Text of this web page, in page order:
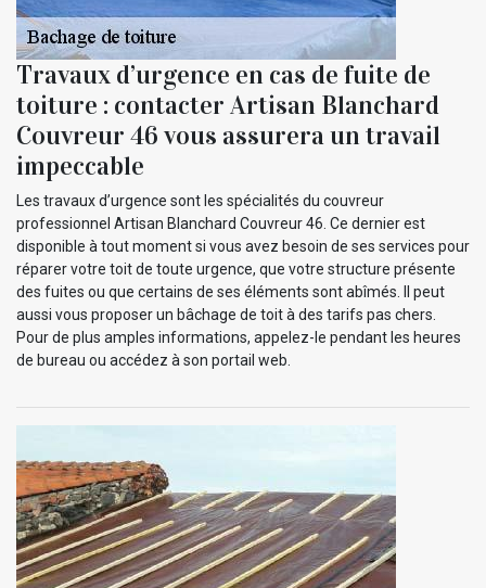
Travaux d’urgence en cas de fuite de
toiture : contacter Artisan Blanchard
Couvreur 46 vous assurera un travail
impeccable
Les travaux d’urgence sont les spécialités du couvreur
professionnel Artisan Blanchard Couvreur 46. Ce dernier est
disponible à tout moment si vous avez besoin de ses services pour
réparer votre toit de toute urgence, que votre structure présente
des fuites ou que certains de ses éléments sont abîmés. Il peut
aussi vous proposer un bâchage de toit à des tarifs pas chers.
Pour de plus amples informations, appelez-le pendant les heures
de bureau ou accédez à son portail web.